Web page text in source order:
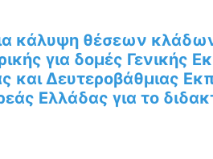
κάλυψη θέσεων
για δομές Γενικής
και Δευτεροβάθμιας
Ελλάδας για το